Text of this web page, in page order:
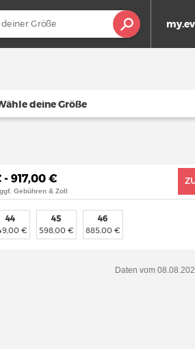
deine Größe
917,00 €
Gebühren & Zoll
44
€
45
598,00 €
46
885,00 €
Daten vom